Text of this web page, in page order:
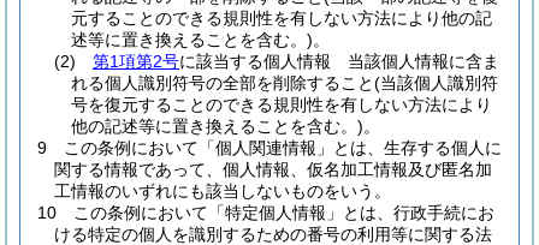
元することのできる規則性を有しない方法により他の記
述等に置き換えることを含む。)。
(2)
第1項第2号に該当する個人情報 当該個人情報に含ま
れる個人識別符号の全部を削除すること(当該個人識別符
号を復元することのできる規則性を有しない方法により
他の記述等に置き換えることを含む。)。
9
この条例において「個人関連情報」とは、生存する個人に
関する情報であって、個人情報、仮名加工情報及び匿名加
工情報のいずれにも該当しないものをいう。
10
この条例において「特定個人情報」とは、行政手続にお
ける特定の個人を識別するための番号の利用等に関する法